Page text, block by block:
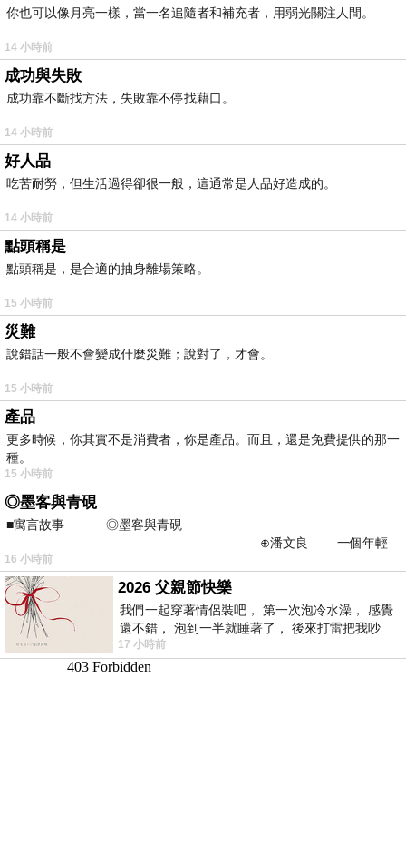
你也可以像月亮一樣，當一名追隨者和補充者，用弱光關注人間。
14 小時前
成功與失敗
成功靠不斷找方法，失敗靠不停找藉口。
14 小時前
好人品
吃苦耐勞，但生活過得卻很一般，這通常是人品好造成的。
14 小時前
點頭稱是
點頭稱是，是合適的抽身離場策略。
15 小時前
災難
說錯話一般不會變成什麼災難；說對了，才會。
15 小時前
產品
更多時候，你其實不是消費者，你是產品。而且，還是免費提供的那一
種。
15 小時前
◎墨客與青硯
■寓言故事 ◎墨客與青硯
⊕潘文良 一個年輕
的墨客，在京城的古玩肆裡
16 小時前
2026 父親節快樂
我們一起穿著情侶裝吧， 第一次泡冷水澡， 感覺
還不錯， 泡到一半就睡著了， 後來打雷把我吵
醒， 手
17 小時前